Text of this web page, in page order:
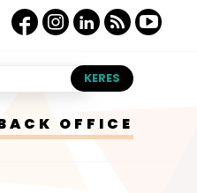
OFFICE